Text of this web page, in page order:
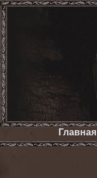
Главная